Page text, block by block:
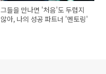
그들을 만나면 '처음'도 두렵지
않아, 나의 성공 파트너 '멘토링'